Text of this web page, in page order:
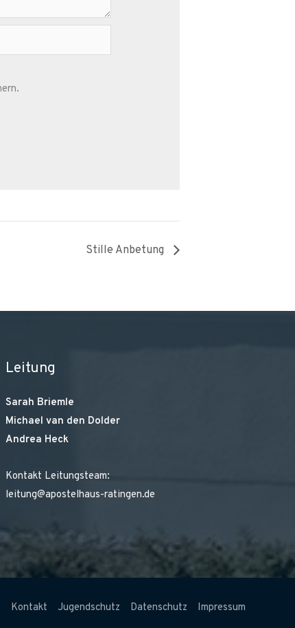
Stille Anbetung
Leitung
Sarah Briemle
Michael van den Dolder
Andrea Heck
Kontakt Leitungsteam:
leitung@apostelhaus-ratingen.de
Kontakt Jugendschutz Datenschutz Impressum